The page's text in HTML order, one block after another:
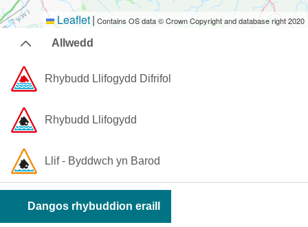
Leaflet| Contains OS data © Crown Copyright and database right 2020
Allwedd
Rhybudd ​Llifogydd ​Difrifol
Rhybudd Llifogydd
Llif - Byddwch yn Barod
Dangos rhybuddion eraill